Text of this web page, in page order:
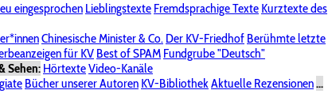
eingesprochen Lieblingstexte Fremdsprachige Texte Kurztexte des
Chinesische Minister & Co. Der KV-Friedhof Berühmte letzte
für KV Best of SPAM Fundgrube "Deutsch"
Sehen: HörtexteVideo-Kanäle
Bücher unserer Autoren KV-BibliothekAktuelle Rezensionen...
KVPasswort vergessen?